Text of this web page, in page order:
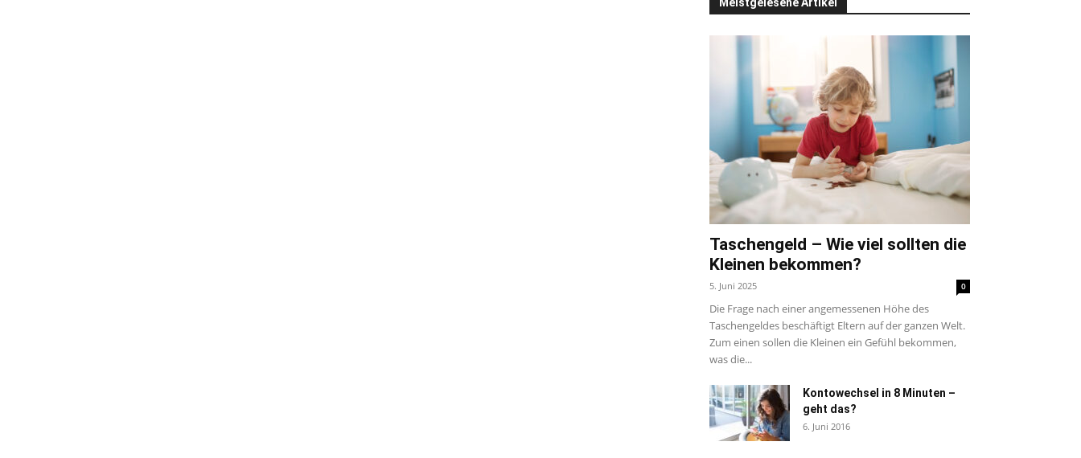
Taschengeld – Wie viel sollten die
Kleinen bekommen?
5. Juni 2025 0
Die Frage nach einer angemessenen Höhe des
Taschengeldes beschäftigt Eltern auf der ganzen Welt.
Zum einen sollen die Kleinen ein Gefühl bekommen,
was die...
Kontowechsel in 8 Minuten –
geht das?
6. Juni 2016